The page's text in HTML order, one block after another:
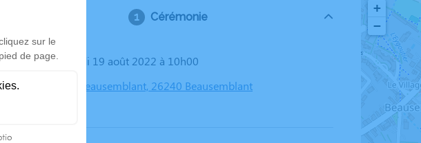
Cérémonie
Le vendredi 19 août 2022 à 10h00
Eglise de Beausemblant, 26240 Beausemblant
+
−